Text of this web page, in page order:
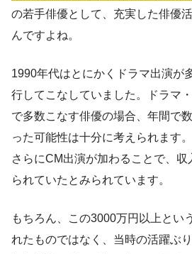
の若手俳優として、充実した俳優
んですよね。
1990年代はとにかくドラマ出演が
行してこなしていました。ドラマ
で多数こなす俳優の場合、年間で
った可能性は十分に考えられます。
さらにCM出演が加わることで、
られていたとみられています。
もちろん、この3000万円以上とい
れたものではなく、当時の活躍ぶ